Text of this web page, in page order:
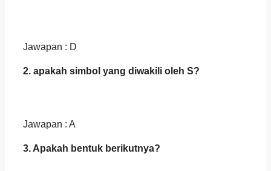
Jawapan : D
2. apakah simbol yang diwakili oleh S?
Jawapan : A
3. Apakah bentuk berikutnya?